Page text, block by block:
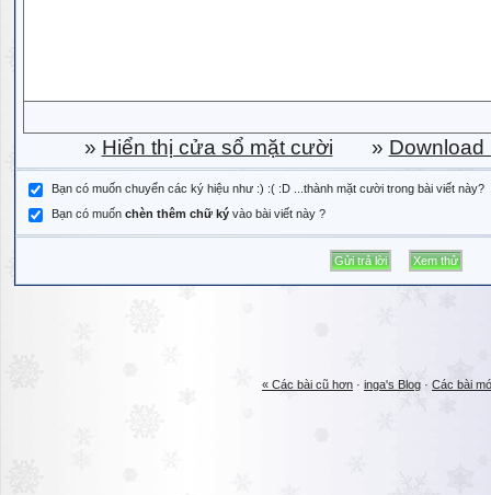
» Hiển thị cửa sổ mặt cười » Download
Bạn có muốn chuyển các ký hiệu như :) :( :D ...thành mặt cười trong bài viết này?
Bạn có muốn chèn thêm chữ ký vào bài viết này ?
« Các bài cũ hơn · inga's Blog · Các bài